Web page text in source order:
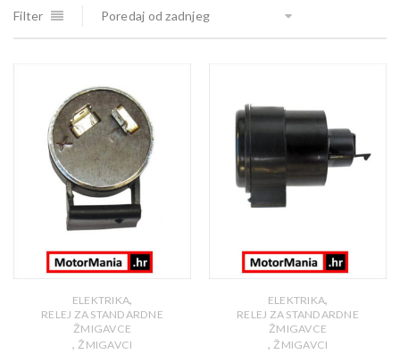
Filter
Poredaj od zadnjeg
ELEKTRIKA,
RELEJ ZA STANDARDNE
ŽMIGAVCE
, ŽMIGAVCI
ELEKTRIKA,
RELEJ ZA STANDARDNE
ŽMIGAVCE
, ŽMIGAVCI